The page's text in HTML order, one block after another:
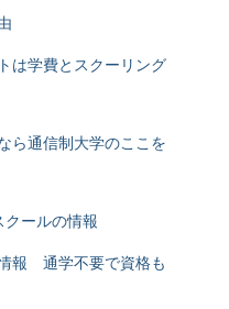
は学費とスクーリング
ら通信制大学のここを
ールの情報
報 通学不要で資格も